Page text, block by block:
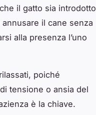
il gatto sia introdotto
il cane senza
alla presenza l’uno
poiché
tensione o ansia del
è la chiave.